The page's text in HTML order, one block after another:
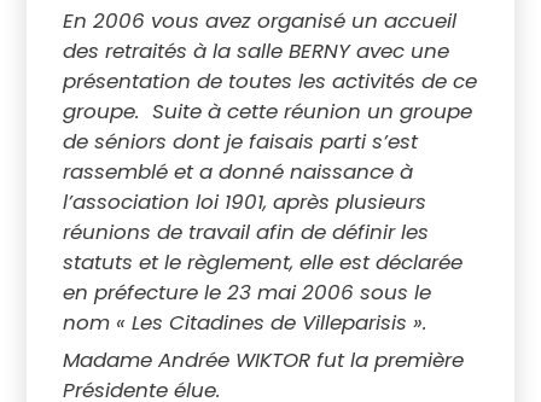
En 2006 vous avez organisé un accueil
des retraités à la salle BERNY avec une
présentation de toutes les activités de ce
groupe. Suite à cette réunion un groupe
de séniors dont je faisais parti s’est
rassemblé et a donné naissance à
l’association loi 1901, après plusieurs
réunions de travail afin de définir les
statuts et le règlement, elle est déclarée
en préfecture le 23 mai 2006 sous le
nom « Les Citadines de Villeparisis ».
Madame Andrée WIKTOR fut la première
Présidente élue.